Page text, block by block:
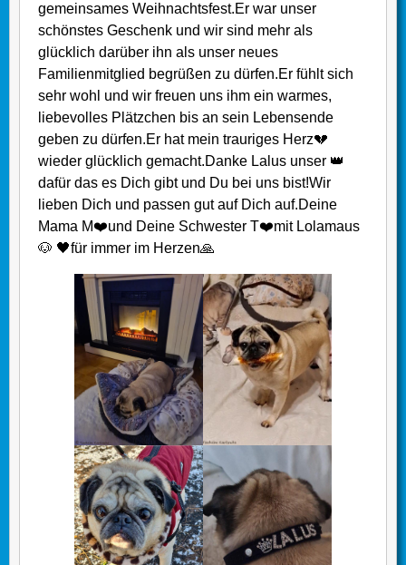
gemeinsames Weihnachtsfest.Er war unser
schönstes Geschenk und wir sind mehr als
glücklich darüber ihn als unser neues
Familienmitglied begrüßen zu dürfen.Er fühlt sich
sehr wohl und wir freuen uns ihm ein warmes,
liebevolles Plätzchen bis an sein Lebensende
geben zu dürfen.Er hat mein trauriges Herz💔
wieder glücklich gemacht.Danke Lalus unser 👑
dafür das es Dich gibt und Du bei uns bist!Wir
lieben Dich und passen gut auf Dich auf.Deine
Mama M❤️und Deine Schwester T❤️mit Lolamaus
🐶 🖤für immer im Herzen🙏